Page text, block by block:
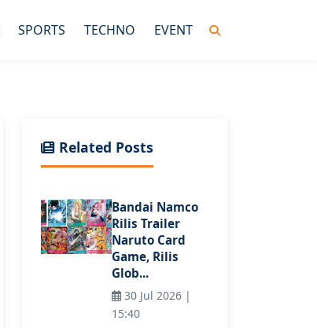
SPORTS TECHNO EVENT
Related Posts
Bandai Namco
Rilis Trailer
Naruto Card
Game, Rilis
Glob...
30 Jul 2026 |
15:40